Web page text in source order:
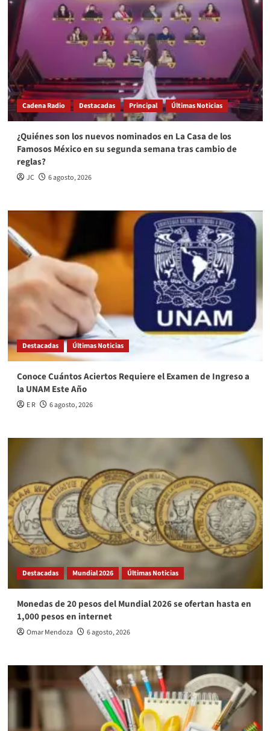
Cadena Radio Destacadas Principal Últimas Noticias
¿Quiénes son los nuevos nominados en La Casa de los
Famosos México en su segunda semana tras cambio de
reglas?
JC 6 agosto, 2026
Destacadas Últimas Noticias
Conoce Cuántos Aciertos Requiere el Examen de Ingreso a
la UNAM Este Año
E R 6 agosto, 2026
Destacadas Mundial 2026 Últimas Noticias
Monedas de 20 pesos del Mundial 2026 se ofertan hasta en
1,000 pesos en internet
Omar Mendoza 6 agosto, 2026